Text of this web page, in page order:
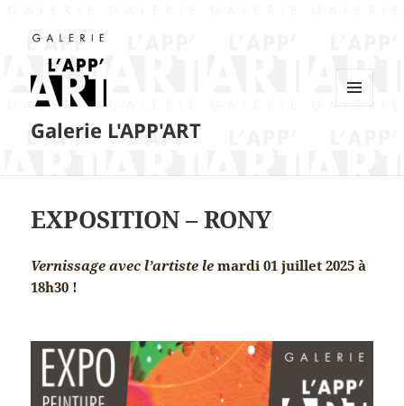
Galerie L'APP'ART
EXPOSITION – RONY
Vernissage avec l’artiste lemardi 01 juillet 2025 à
18h30 !